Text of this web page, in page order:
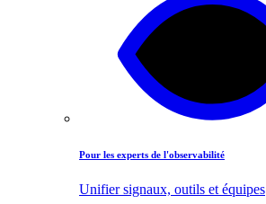
Pour les experts de l'observabilité
Unifier signaux, outils et équipes